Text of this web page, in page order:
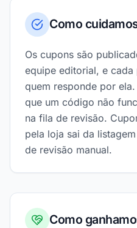
Como
Os cupons são
equipe editorial, e
quem responde por
que um código não
na fila de revisão.
pela loja sai da
de revisão manual.
Como